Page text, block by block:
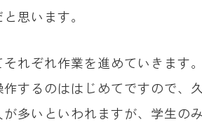
思います。
れぞれ作業を進めていきます
するのははじめてですので、
多いといわれますが、学生の